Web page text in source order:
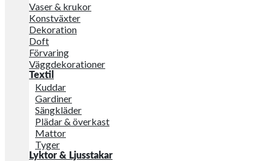
Vaser & krukor
Konstväxter
Dekoration
Doft
Förvaring
Väggdekorationer
Textil
Kuddar
Gardiner
Sängkläder
Plädar & överkast
Mattor
Tyger
Lyktor & Ljusstakar